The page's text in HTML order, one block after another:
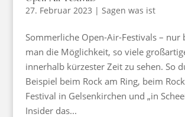
27. Februar 2023 | Sagen was ist
Sommerliche Open-Air-Festivals – nur
man die Möglichkeit, so viele
innerhalb kürzester Zeit zu sehen. So
Beispiel beim Rock am Ring, beim
Festival in Gelsenkirchen und „in
Insider das...